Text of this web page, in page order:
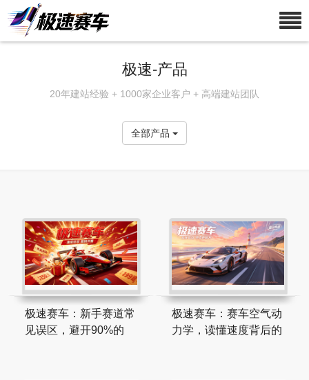
极速-产品
20年建站经验 + 1000家企业客户 + 高端建站团队
全部产品
极速赛车：新手赛道常
见误区，避开90%的
极速赛车：赛车空气动
力学，读懂速度背后的